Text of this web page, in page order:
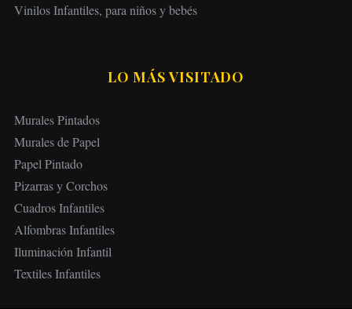
Vinilos Infantiles, para niños y bebés
LO MÁS VISITADO
Murales Pintados
Murales de Papel
Papel Pintado
Pizarras y Corchos
Cuadros Infantiles
Alfombras Infantiles
Iluminación Infantil
Textiles Infantiles